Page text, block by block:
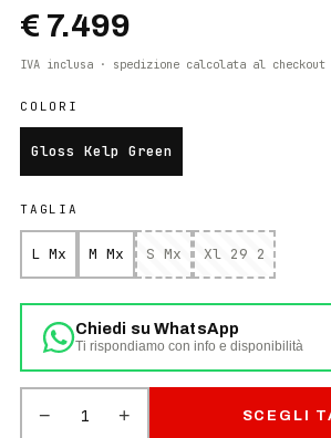
€ 7.499
IVA inclusa · spedizione calcolata al checkout
COLORI
Gloss Kelp Green
TAGLIA
L Mx M Mx S Mx Xl 29 2
Chiedi su WhatsApp
Ti rispondiamo con info e disponibilità
− 1 + SCEGLI